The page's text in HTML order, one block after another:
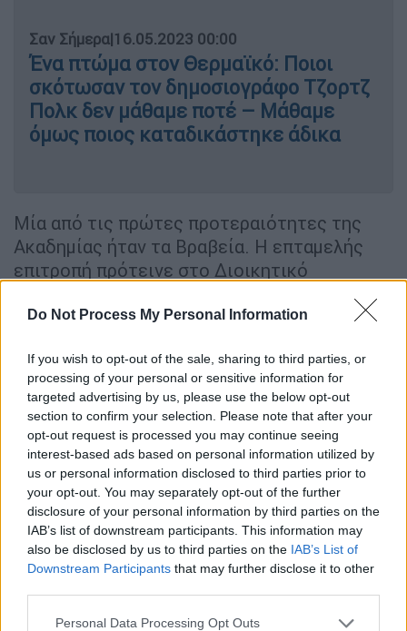
Do Not Process My Personal Information
If you wish to opt-out of the sale, sharing to third parties, or
processing of your personal or sensitive information for
targeted advertising by us, please use the below opt-out
section to confirm your selection. Please note that after your
opt-out request is processed you may continue seeing
interest-based ads based on personal information utilized by
us or personal information disclosed to third parties prior to
your opt-out. You may separately opt-out of the further
disclosure of your personal information by third parties on the
IAB’s list of downstream participants. This information may
also be disclosed by us to third parties on the IAB’s List of
Downstream Participants that may further disclose it to other
Please note that this website/app uses one or more Google
Personal Data Processing Opt Outs
Σαν Σήμερα|16.05.2023 00:00
Ένα πτώμα στον Θερμαϊκό: Ποιοι
σκότωσαν τον δημοσιογράφο Τζορτζ
Πολκ δεν μάθαμε ποτέ – Μάθαμε
όμως ποιος καταδικάστηκε άδικα
Μία από τις πρώτες προτεραιότητες της
Ακαδημίας ήταν τα Βραβεία. Η επταμελής
επιτροπή πρότεινε στο Διοικητικό
Συμβούλιο να απονεμηθούν βραβεία σε 12
κατηγορίες.
Μια μέρασαν σήμερα, 16 Μαΐου του 1929,
διοργανώθηκε πρώτη τελετή απονομής των
βραβείων Όσκαρ που θύμιζε απλά ένα δείπνο
στο Blossom Room του Roosevelt Hotel με
270 καλεσμένους· η τελετή κράτησε μόλις
15 λεπτά! Οι νικητές είχαν ανακοινωθεί
τρεις μήνες νωρίτερα. Από την επόμενη
χρονιά η Ακαδημία κράτησε τα
αποτελέσματα μυστικά, αλλά έδινε λίστα με
τους νικητές στις εφημερίδες για
δημοσίευση, λίγες ώρες πριν από την
επίσημη ανακοίνωση· αυτό συνεχίστηκε